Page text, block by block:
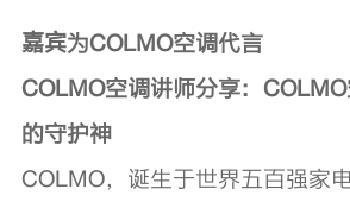
嘉宾为COLMO空调代言
COLMO空调讲师分享：
的守护神
COLMO，诞生于世界五百强家